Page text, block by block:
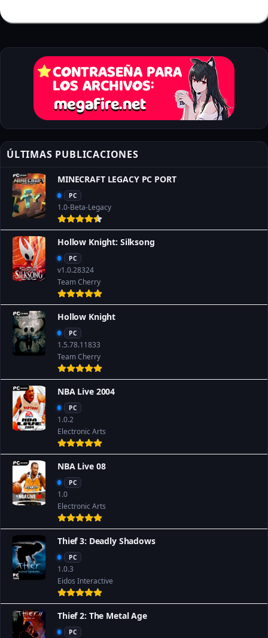
ÚLTIMAS PUBLICACIONES
MINECRAFT LEGACY PC PORT
PC
1.0-Beta-Legacy
Hollow Knight: Silksong
PC
v1.0.28324
Team Cherry
Hollow Knight
PC
1.5.78.11833
Team Cherry
NBA Live 2004
PC
1.0.2
Electronic Arts
NBA Live 08
PC
1.0
Electronic Arts
Thief 3: Deadly Shadows
PC
1.0.3
Eidos Interactive
Thief 2: The Metal Age
PC